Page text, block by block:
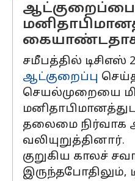
ஆட்குறைப்பை
சமீபத்தில்
ஆட்குறைப்பு
செயல்முறையை
தலைமை நிர்வாக
வலியுறுத்தினார்.
குறுகிய காலச்
இருந்தபோதிலும்,